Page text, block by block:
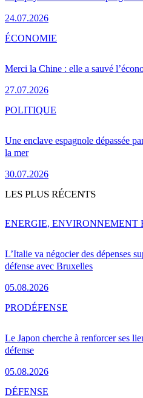
24.07.2026
Merci la Chine : elle a sauvé
27.07.2026
ÉCONOMIE
Une enclave espagnole dépassée
la mer
30.07.2026
POLITIQUE
LES PLUS RÉCENTS
L’Italie va négocier des dépenses
défense avec Bruxelles
05.08.2026
ENERGIE, ENVIRONNEMENT
Le Japon cherche à renforcer ses
défense
05.08.2026
PRODÉFENSE
DÉFENSE